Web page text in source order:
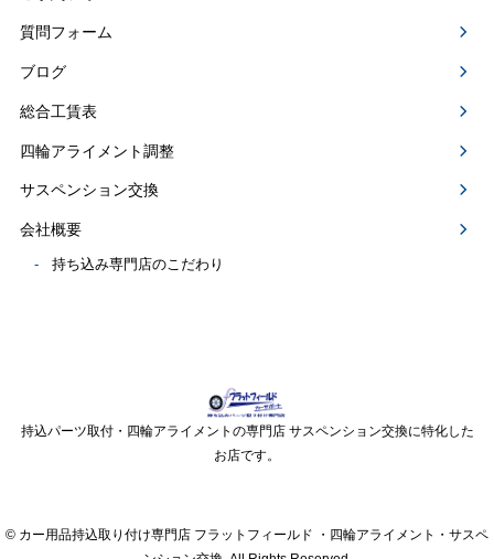
質問フォーム
ブログ
総合工賃表
四輪アライメント調整
サスペンション交換
会社概要
持ち込み専門店のこだわり
持込パーツ取付・四輪アライメントの専門店 サスペンション交換に特化した
お店です。
© カー用品持込取り付け専門店 フラットフィールド ・四輪アライメント・サスペ